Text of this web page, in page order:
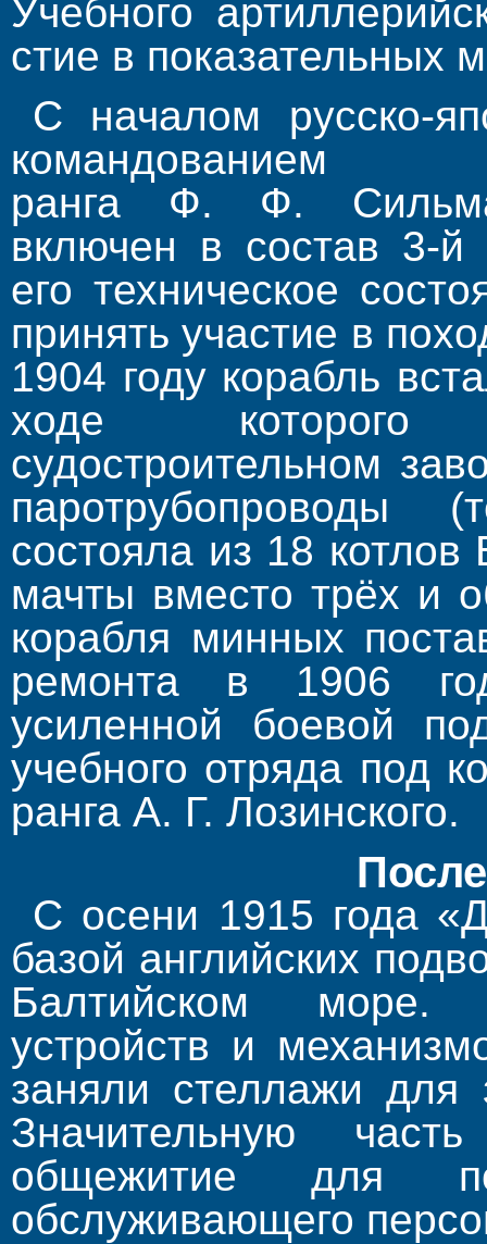
Учеб­ного
стие в показательных
С началом русско-
ранга Ф. Ф.
включен в состав 3-й
его техническое
принять участие в
1904 году корабль
ходе которого
судостроительном
паротрубопроводы
состоя­ла из 18
мачты вместо трёх и
корабля минных
ре­монта в 1906
усиленной боевой
учебного отряда под
ранга А. Г. Лозинского.
С осе­ни 1915 года
базой английских
Балтийском море.
устройств и
заняли стеллажи для
Значительную
общежитие для
обслуживающего